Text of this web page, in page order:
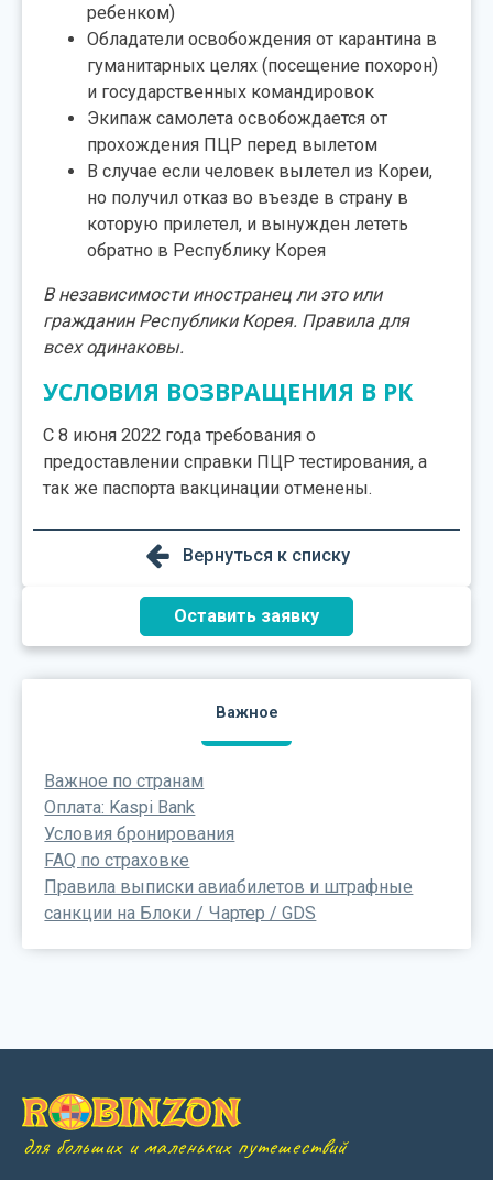
ребенком)
Обладатели освобождения от карантина в
гуманитарных целях (посещение похорон)
и государственных командировок
Экипаж самолета освобождается от
прохождения ПЦР перед вылетом
В случае если человек вылетел из Кореи,
но получил отказ во въезде в страну в
которую прилетел, и вынужден лететь
обратно в Республику Корея
В независимости иностранец ли это или
гражданин Республики Корея. Правила для
всех одинаковы.
УСЛОВИЯ ВОЗВРАЩЕНИЯ В РК
С 8 июня 2022 года требования о
предоставлении справки ПЦР тестирования, а
так же паспорта вакцинации отменены.
Вернуться к списку
Оставить заявку
Важное
Важное по странам
Оплата: Kaspi Bank
Условия бронирования
FAQ по страховке
Правила выписки авиабилетов и штрафные
санкции на Блоки / Чартер / GDS
для больших и маленьких путешествий